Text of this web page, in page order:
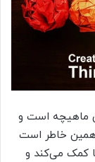
ماهیچه است و
همین خاطر است
کمک می‌کند و